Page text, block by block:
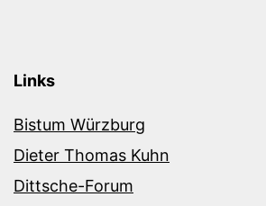
Links
Bistum Würzburg
Dieter Thomas Kuhn
Dittsche-Forum